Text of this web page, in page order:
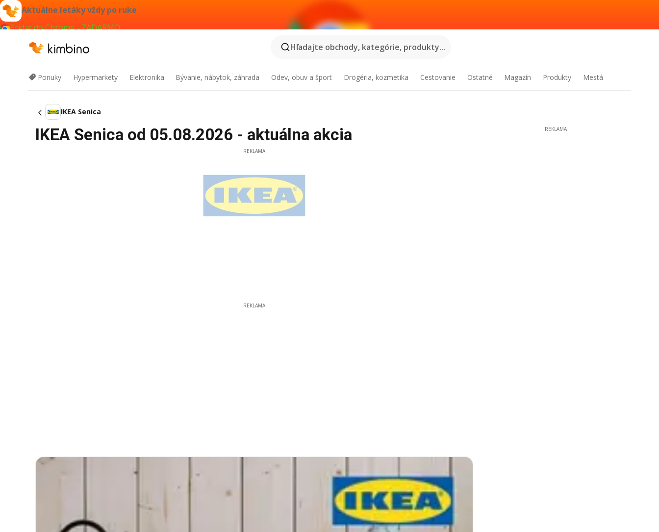
Aktuálne letáky vždy po ruke
Pridať do Chrome - ZADARMO
Hľadajte obchody, kategórie, produkty...
Ponuky Hypermarkety Elektronika Bývanie, nábytok, záhrada Odev, obuv a šport Drogéria, kozmetika Cestovanie Ostatné Magazín Produkty Mestá
IKEA Senica
IKEA Senica od 05.08.2026 - aktuálna akcia
REKLAMA
REKLAMA
REKLAMA